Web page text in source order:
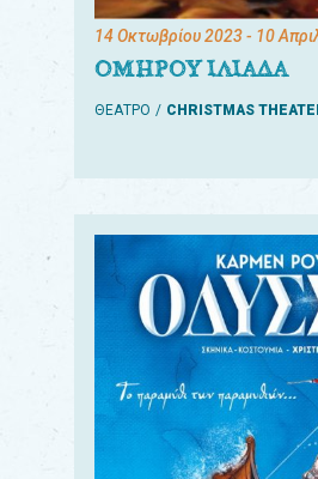
14 Οκτωβρίου 2023- 10
ΟΜΗΡΟΥ ΙΛΙΑΔΑ
ΘΕΑΤΡΟ CHRISTMAS